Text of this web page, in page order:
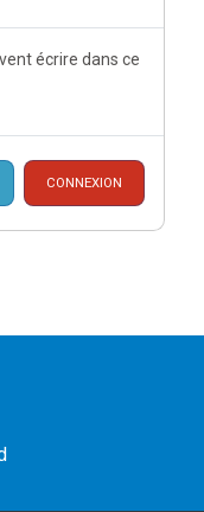
écrire dans ce
CONNEXION